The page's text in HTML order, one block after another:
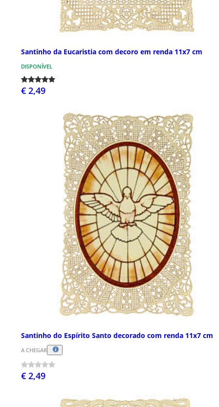
Santinho da Eucaristia com decoro em renda 11x7 cm
DISPONÍVEL
€ 2,49
Santinho do Espírito Santo decorado com renda 11x7 cm
A CHEGAR
€ 2,49